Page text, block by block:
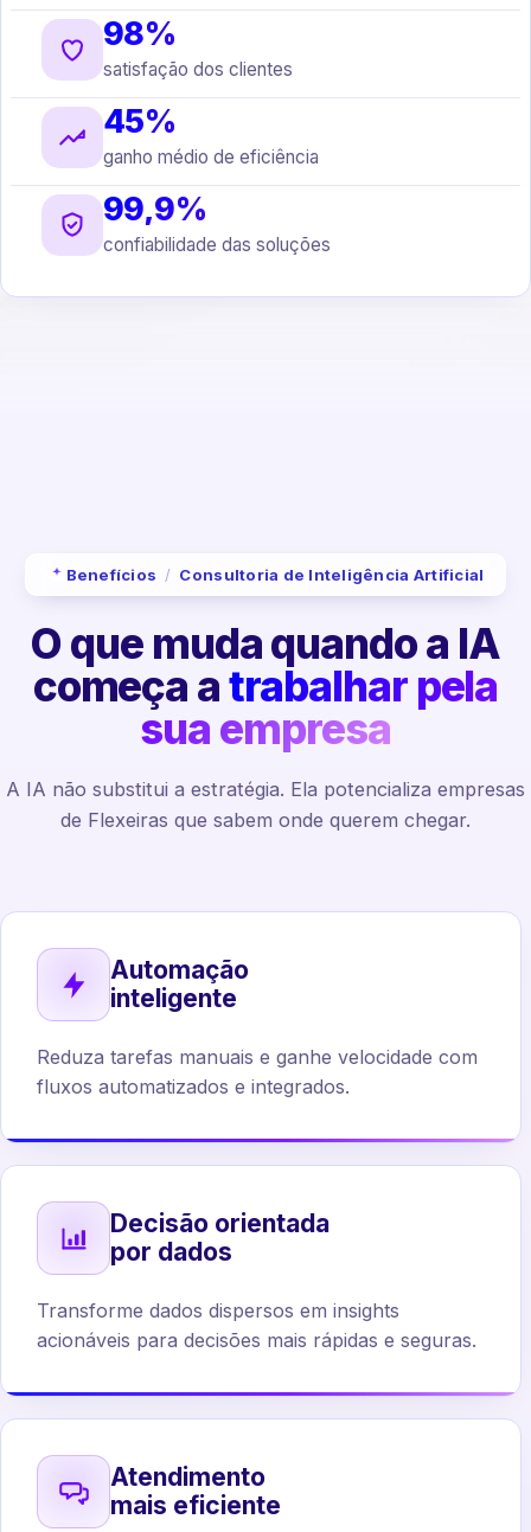
98%
satisfação dos clientes
45%
ganho médio de eficiência
99,9%
confiabilidade das soluções
Benefícios / Consultoria de Inteligência Artificial
O que muda quando a IA
começa atrabalhar pela
sua empresa
A IA não substitui a estratégia. Ela potencializa empresas
de Flexeiras que sabem onde querem chegar.
Automação
inteligente
Reduza tarefas manuais e ganhe velocidade com
fluxos automatizados e integrados.
Decisão orientada
por dados
Transforme dados dispersos em insights
acionáveis para decisões mais rápidas e seguras.
Atendimento
mais eficiente